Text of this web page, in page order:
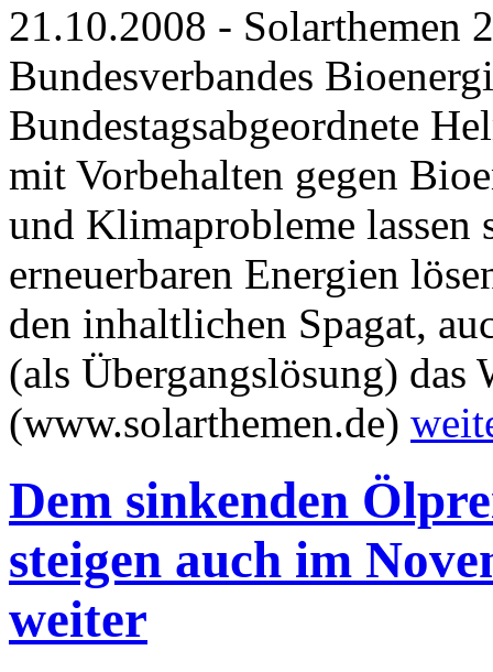
21.10.2008 - Solarthemen
Bundesverbandes
Bundestagsabgeordnete
mit Vorbehalten gegen
und Klimaprobleme lassen
erneuerbaren Energien
den inhaltlichen Spagat,
(als Übergangslösung)
(www.solarthemen.de)
Dem sinkenden
steigen auch im
weiter